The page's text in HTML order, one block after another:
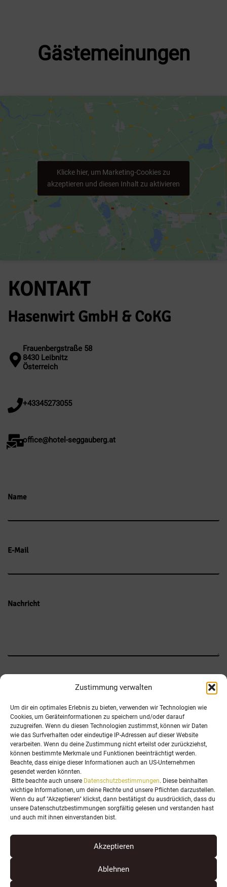
Zustimmung verwalten
Um dir ein optimales Erlebnis zu bieten, verwenden wir Technologien wie
Cookies, um Geräteinformationen zu speichern und/oder darauf
zuzugreifen. Wenn du diesen Technologien zustimmst, können wir Daten
wie das Surfverhalten oder eindeutige IP-Adressen auf dieser Website
verarbeiten. Wenn du deine Zustimmung nicht erteilst oder zurückziehst,
können bestimmte Merkmale und Funktionen beeinträchtigt werden.
Beachte, dass einige dieser Informationen auch an US-Unternehmen
gesendet werden könnten.
Bitte beachte auch unsere Datenschutzbestimmungen. Diese beinhalten
wichtige Informationen, um deine Rechte und unsere Pflichten darzustellen.
Wenn du auf "Akzeptieren" klickst, dann bestätigst du ausdrücklich, dass du
unsere Datenschutzbestimmungen sorgfältig gelesen und verstanden hast
und auch mit ihnen einverstanden bist.
Akzeptieren
Ablehnen
Gästemeinungen
Klicke hier, um Marketing-Cookies zu
akzeptieren und diesen Inhalt zu aktivieren
KONTAKT
Hasenwirt GmbH & CoKG
Frauenbergstraße 58
8430 Leibnitz
Österreich
+43345273055
office@hotel-seggauberg.at
Name
E-Mail
Nachricht
Datenschutzbestimmungen
Beantwortung meiner Anfrage elektronisch erhoben und
gespeichert werden.
Anfrage senden
Alternative:
Impressum